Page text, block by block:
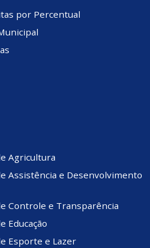
por Percentual
Agricultura
Assistência e Desenvolvimento
Controle e Transparência
Educação
Esporte e Lazer